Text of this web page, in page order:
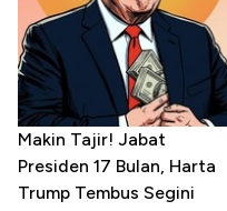
Makin Tajir! Jabat
Presiden 17 Bulan, Harta
Trump Tembus Segini